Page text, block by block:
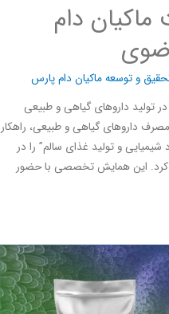
دام
و توسعه ماکیان دام پارس
داروهای گیاهی و طبیعی
داروهای گیاهی و طبیعی، راهکار
و تولید غذای سالم” را در
این همایش تخصصی با حضور